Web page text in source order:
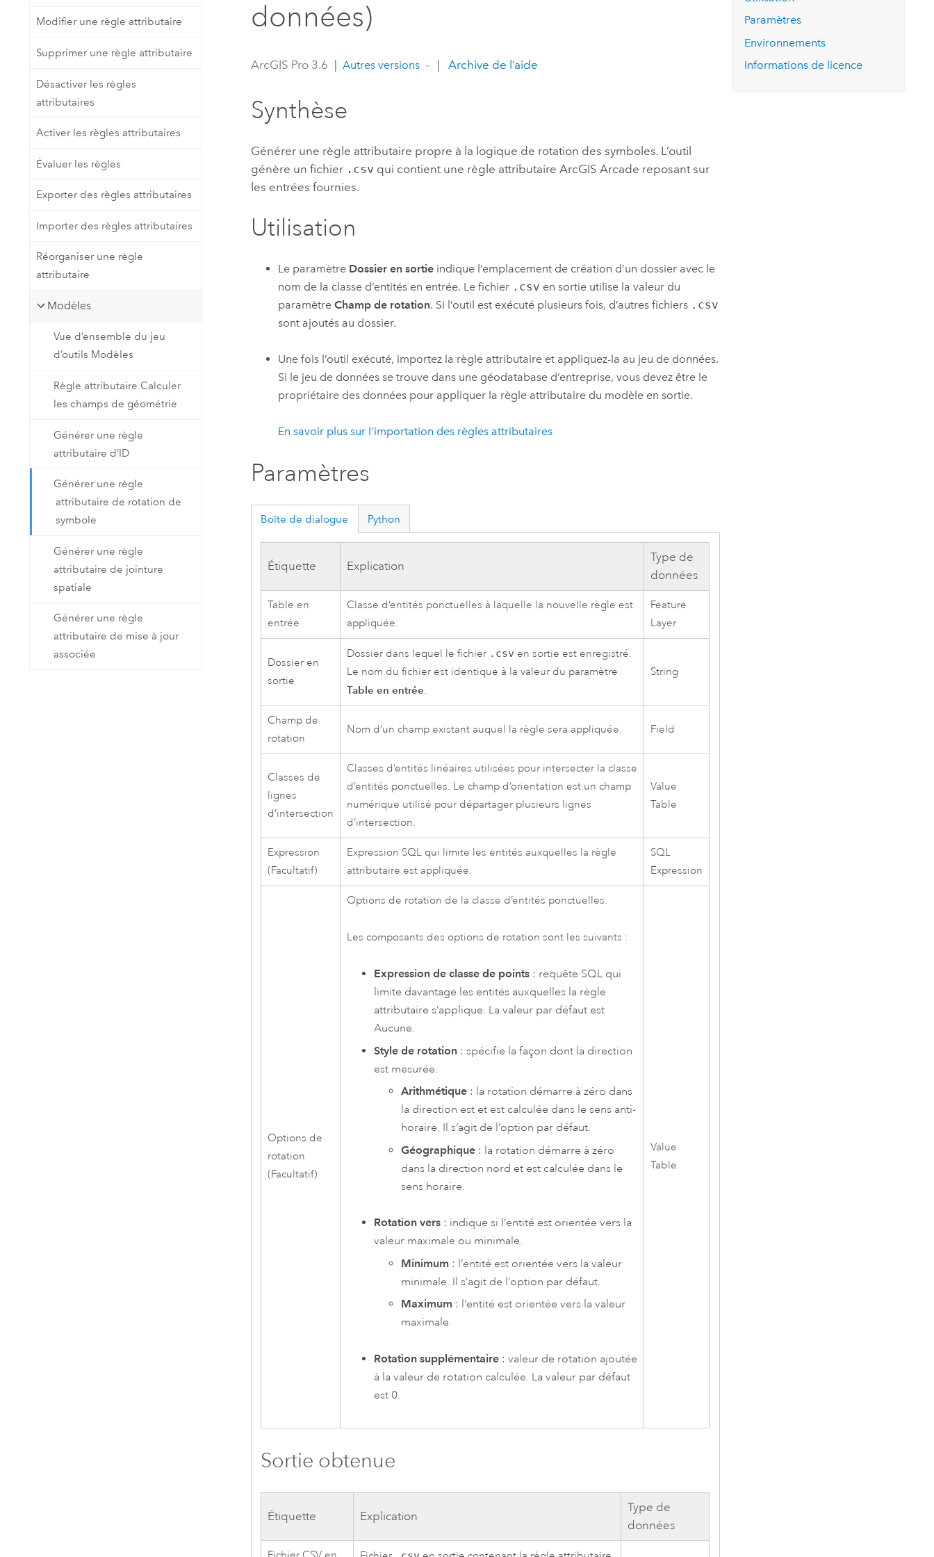
Technologie Developer
cartographie et d’analyse spatiale
essai gratuit.
Ressources naturelles
Tous les secteurs d’activité
Explorer ce cours
Lire le récit
Modifier une règle attributaire
Supprimer une règle attributaire
Désactiver les règles
attributaires
Activer les règles attributaires
Évaluer les règles
Exporter des règles attributaires
Importer des règles attributaires
Réorganiser une règle
attributaire
Modèles
Vue d’ensemble du jeu
d’outils Modèles
Règle attributaire Calculer
les champs de géométrie
Générer une règle
attributaire d’ID
Générer une règle
attributaire de rotation de
symbole
Générer une règle
attributaire de jointure
spatiale
Générer une règle
attributaire de mise à jour
associée
données)
ArcGIS Pro 3.6 Autres versions Archive de l’aide
Synthèse
Générer une règle attributaire propre à la logique de rotation des symboles. L’outil
génère un fichier .csv qui contient une règle attributaireArcGIS Arcade reposant sur
les entrées fournies.
Utilisation
Le paramètre Dossier en sortieindique l’emplacement de création d’un dossier avec le
nom de la classe d’entités en entrée. Le fichier .csv en sortie utilise la valeur du
paramètre Champ de rotation. Si l’outil est exécuté plusieurs fois, d’autres fichiers .csv
sont ajoutés au dossier.
Une fois l’outil exécuté, importez la règle attributaire et appliquez-la au jeu de données.
Si le jeu de données se trouve dans une géodatabase d’entreprise, vous devez être le
propriétaire des données pour appliquer la règle attributaire du modèle en sortie.
En savoir plus sur l’importation des règles attributaires
Paramètres
Boîte de dialogue Python
Étiquette Explication
Type de
données
Table en
entrée
Classe d’entités ponctuelles à laquelle la nouvelle règle est
appliquée.
Feature
Layer
Dossier en
sortie
Dossier dans lequel le fichier .csv en sortie est enregistré.
Le nom du fichier est identique à la valeur du paramètre
Table en entrée.
String
Champ de
rotation
Nom d’un champ existant auquel la règle sera appliquée. Field
Classes de
lignes
d’intersection
Classes d’entités linéaires utilisées pour intersecter la classe
d’entités ponctuelles. Le champ d’orientation est un champ
numérique utilisé pour départager plusieurs lignes
d’intersection.
Value
Table
Expression
(Facultatif)
Expression SQL qui limite les entités auxquelles la règle
attributaire est appliquée.
SQL
Expression
Options de
rotation
(Facultatif)
Options de rotation de la classe d’entités ponctuelles.
Les composants des options de rotation sont les suivants :
Expression de classe de points: requête SQL qui
limite davantage les entités auxquelles la règle
attributaire s’applique. La valeur par défaut est
Aucune.
Style de rotation: spécifie la façon dont la direction
est mesurée.
Arithmétique: la rotation démarre à zéro dans
la direction est et est calculée dans le sens anti-
horaire. Il s’agit de l’option par défaut.
Géographique: la rotation démarre à zéro
dans la direction nord et est calculée dans le
sens horaire.
Rotation vers: indique si l’entité est orientée vers la
valeur maximale ou minimale.
Minimum: l’entité est orientée vers la valeur
minimale. Il s’agit de l’option par défaut.
Maximum: l’entité est orientée vers la valeur
maximale.
Rotation supplémentaire: valeur de rotation ajoutée
à la valeur de rotation calculée. La valeur par défaut
est 0.
Value
Table
Sortie obtenue
Étiquette Explication
Type de
données
Paramètres
Environnements
Informations de licence